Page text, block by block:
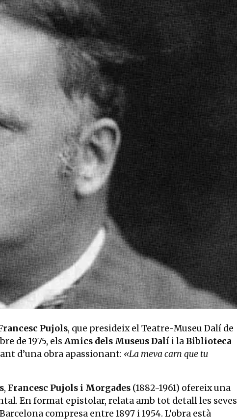
Pujols, que presideix el Teatre-Museu Dalí de
de 1975, els Amics dels Museus Dalí i laBiblioteca
d’una obra apassionant: «La meva carn que tu
, Francesc Pujols i Morgades (1882-1961) ofereix una
En format epistolar, relata amb tot detall les seves
compresa entre 1897 i 1954. L’obra està